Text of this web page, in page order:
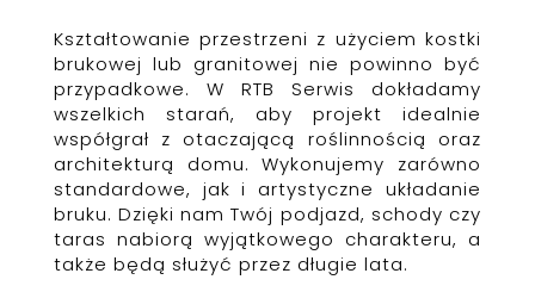
Kształtowanie przestrzeni z użyciem kostki
brukowej lub granitowej nie powinno być
przypadkowe. W RTB Serwis dokładamy
wszelkich starań, aby projekt idealnie
współgrał z otaczającą roślinnością oraz
architekturą domu. Wykonujemy zarówno
standardowe, jak i artystyczne układanie
bruku. Dzięki nam Twój podjazd, schody czy
taras nabiorą wyjątkowego charakteru, a
także będą służyć przez długie lata.